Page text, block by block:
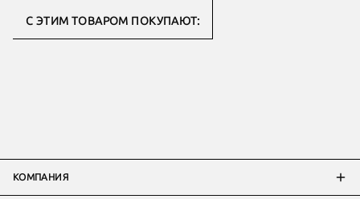
С ЭТИМ ТОВАРОМ ПОКУПАЮТ:
КОМПАНИЯ